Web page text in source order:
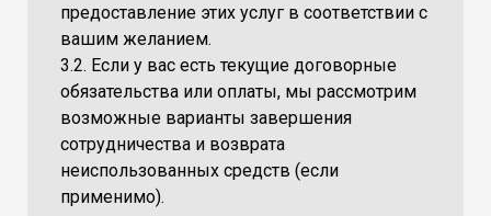
предоставление этих услуг в соответствии с
вашим желанием.
3.2. Если у вас есть текущие договорные
обязательства или оплаты, мы рассмотрим
возможные варианты завершения
сотрудничества и возврата
неиспользованных средств (если
применимо).